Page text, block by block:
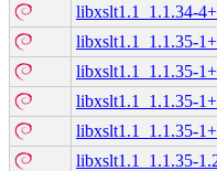
libxslt1.1_1.1.34-
libxslt1.1_1.1.35-
libxslt1.1_1.1.35-
libxslt1.1_1.1.35-
libxslt1.1_1.1.35-
libxslt1.1_1.1.35-